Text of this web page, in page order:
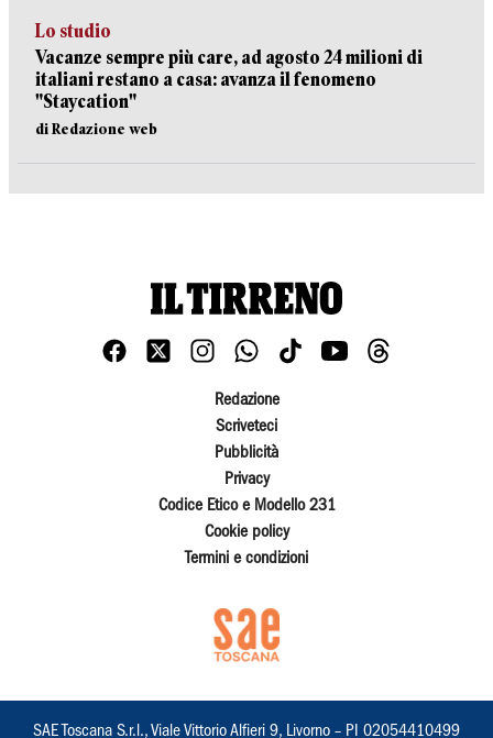
Lo studio
Vacanze sempre più care, ad agosto 24 milioni di
italiani restano a casa: avanza il fenomeno
"Staycation"
di Redazione web
Redazione
Scriveteci
Pubblicità
Privacy
Codice Etico e Modello 231
Cookie policy
Termini e condizioni
SAE Toscana S.r.l., Viale Vittorio Alfieri 9, Livorno – PI 02054410499